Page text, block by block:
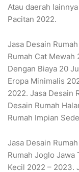
Atau daerah
Pacitan 2022.
Jasa Desain
Rumah Cat Mewah
Dengan Biaya 20
Eropa Minimalis
2022. Jasa Desain
Desain Rumah
Rumah Impian
Jasa Desain
Rumah Joglo Jawa
Kecil 2022 – 2023.